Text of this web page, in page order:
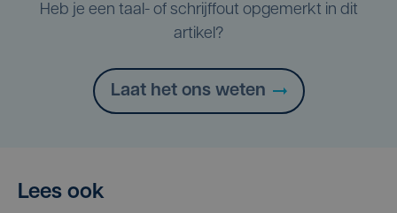
Heb je een taal- of schrijffout opgemerkt in dit
artikel?
Laat het ons weten
Lees ook